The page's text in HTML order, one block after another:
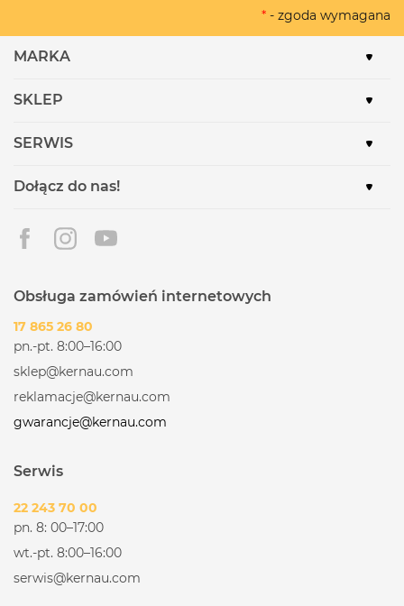
* - zgoda wymagana
MARKA
SKLEP
SERWIS
Dołącz do nas!
Obsługa zamówień internetowych
17 865 26 80
pn.-pt. 8:00–16:00
sklep@kernau.com
reklamacje@kernau.com
gwarancje@kernau.com
Serwis
22 243 70 00
pn. 8: 00–17:00
wt.-pt. 8:00–16:00
serwis@kernau.com